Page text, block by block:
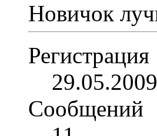
Новичок
Регистрация
29.05.2009
Сообщений